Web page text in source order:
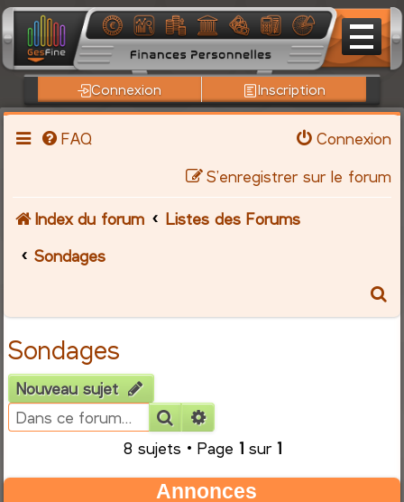
Connexion Inscription
FAQ
Connexion
S’enregistrer sur le forum
Index du forum
Listes des Forums
Sondages
r
Sondages
Nouveau sujet
Rechercher
8 sujets • Page 1sur 1
Annonces